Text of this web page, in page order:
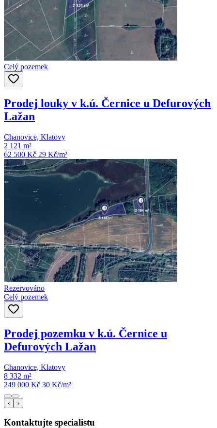
Celý pozemek
Prodej louky v k.ú. Černice u Defurových
Lažan
Chanovice, Klatovy
2 121 m²
62 500 Kč 29 Kč/m²
Rezervováno
Celý pozemek
Prodej pozemku v k.ú. Černice u
Defurových Lažan
Chanovice, Klatovy
8 332 m²
249 000 Kč 30 Kč/m²
‹ ›
Kontaktujte specialistu